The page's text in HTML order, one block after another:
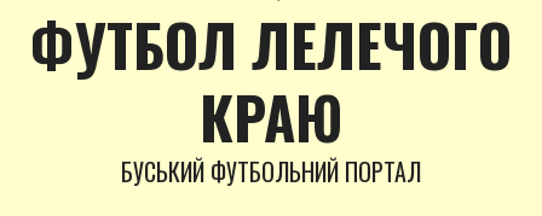
ФУТБОЛ ЛЕЛЕЧОГО
КРАЮ
БУСЬКИЙ ФУТБОЛЬНИЙ ПОРТАЛ